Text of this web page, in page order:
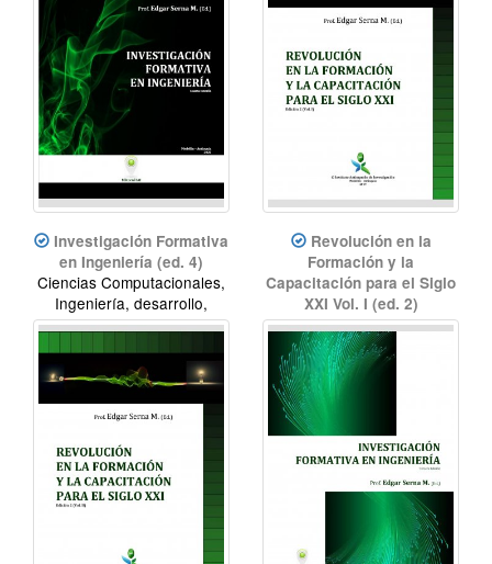
Investigación Formativa
en Ingeniería (ed. 4)
Ciencias Computacionales,
Ingeniería, desarrollo,
innovación.
Revolución en la
Formación y la
Capacitación para el Siglo
XXI Vol. I (ed. 2)
Educación, Revolución
didáctica, innovación
educativa, Revolución
educativa